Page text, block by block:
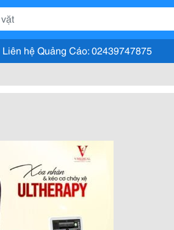
Liên hệ Quảng Cáo: 02439747875